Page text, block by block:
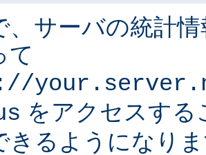
、サーバの統計
て
をアクセスす
きるようになり